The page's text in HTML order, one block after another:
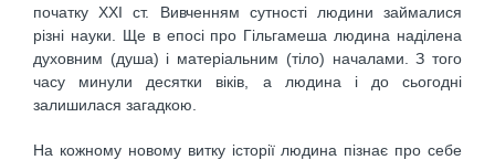
початку XXI ст. Вивченням сутності людини займалися
різні науки. Ще в епосі про Гільгамеша людина наділена
духовним (душа) і матеріальним (тіло) началами. З того
часу минули десятки віків, а людина і до сьогодні
залишилася загадкою.
На кожному новому витку історії людина пізнає про себе